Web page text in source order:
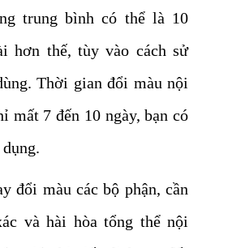
trung bình có thể là 10
hơn thế, tùy vào cách sử
Thời gian đổi màu nội
mất 7 đến 10 ngày, bạn có
đổi màu các bộ phận, cần
và hài hòa tổng thể nội